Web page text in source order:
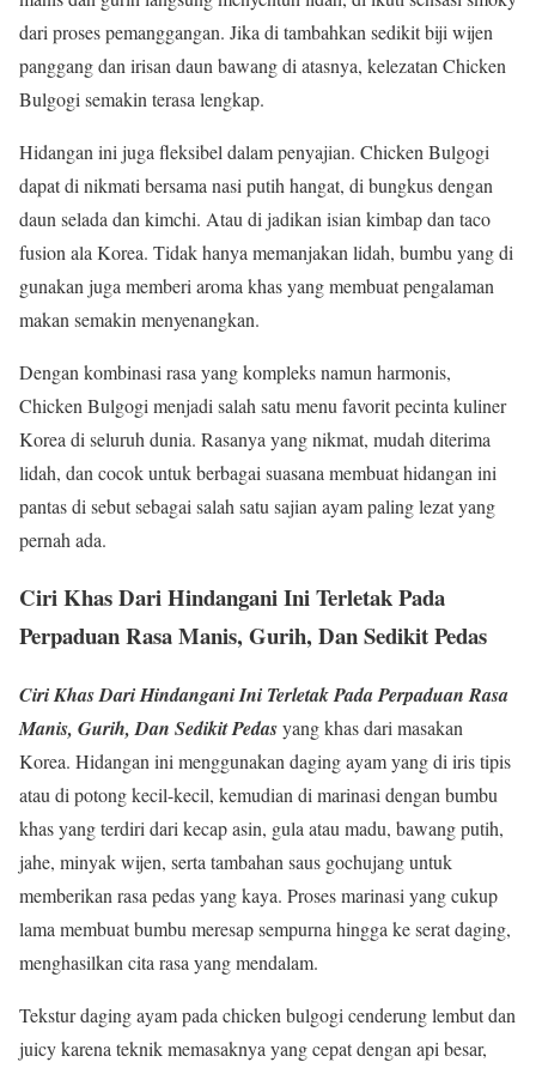
dari proses pemanggangan. Jika di tambahkan sedikit biji wijen
panggang dan irisan daun bawang di atasnya, kelezatan Chicken
Bulgogi semakin terasa lengkap.
Hidangan ini juga fleksibel dalam penyajian. Chicken Bulgogi
dapat di nikmati bersama nasi putih hangat, di bungkus dengan
daun selada dan kimchi. Atau di jadikan isian kimbap dan taco
fusion ala Korea. Tidak hanya memanjakan lidah, bumbu yang di
gunakan juga memberi aroma khas yang membuat pengalaman
makan semakin menyenangkan.
Dengan kombinasi rasa yang kompleks namun harmonis,
Chicken Bulgogi menjadi salah satu menu favorit pecinta kuliner
Korea di seluruh dunia. Rasanya yang nikmat, mudah diterima
lidah, dan cocok untuk berbagai suasana membuat hidangan ini
pantas di sebut sebagai salah satu sajian ayam paling lezat yang
pernah ada.
Ciri Khas Dari Hindangani Ini Terletak Pada
Perpaduan Rasa Manis, Gurih, Dan Sedikit Pedas
Ciri Khas Dari Hindangani Ini Terletak Pada Perpaduan Rasa
Manis, Gurih, Dan Sedikit Pedasyang khas dari masakan
Korea. Hidangan ini menggunakan daging ayam yang di iris tipis
atau di potong kecil-kecil, kemudian di marinasi dengan bumbu
khas yang terdiri dari kecap asin, gula atau madu, bawang putih,
jahe, minyak wijen, serta tambahan saus gochujang untuk
memberikan rasa pedas yang kaya. Proses marinasi yang cukup
lama membuat bumbu meresap sempurna hingga ke serat daging,
menghasilkan cita rasa yang mendalam.
Tekstur daging ayam pada chicken bulgogi cenderung lembut dan
juicy karena teknik memasaknya yang cepat dengan api besar,